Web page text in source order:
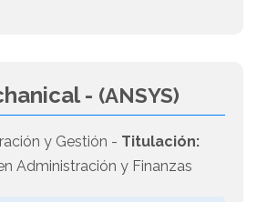
- (ANSYS)
y Gestión - Titulación:
Administración y Finanzas